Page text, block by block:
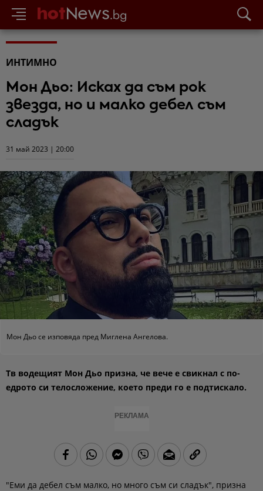
ИНТИМНО
Мон Дьо: Исках да съм рок
звезда, но и малко дебел съм
сладък
31 май 2023 | 20:00
Мон Дьо се изповяда пред Миглена Ангелова.
Тв водещият Мон Дьо призна, че вече е свикнал с по-
едрото си телосложение, което преди го е подтискало.
РЕКЛАМА
"Еми да дебел съм малко, но много съм си сладък", призна